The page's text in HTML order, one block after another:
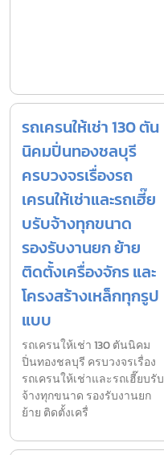
รถเครนให้เช่า 130 ตัน
นิคมปิ่นทองชลบุรี
ครบวงจรเรื่องรถ
เครนให้เช่าและรถเฮี๊ย
บรับจ้างทุกขนาด
รองรับงานยก ย้าย
ติดตั้งเครื่องจักร และ
โครงสร้างเหล็กทุกรูป
แบบ
รถเครนให้เช่า 130 ตันนิคม
ปิ่นทองชลบุรี ครบวงจรเรื่อง
รถเครนให้เช่าและรถเฮี๊ยบรับ
จ้างทุกขนาด รองรับงานยก
ย้าย ติดตั้งเครื่